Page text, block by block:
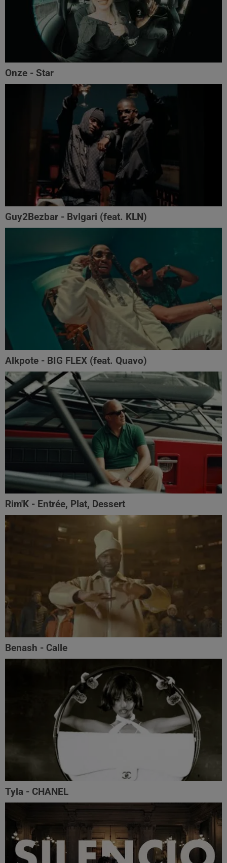
Onze - Star
Guy2Bezbar - Bvlgari (feat. KLN)
Alkpote - BIG FLEX (feat. Quavo)
Rim'K - Entrée, Plat, Dessert
Benash - Calle
Tyla - CHANEL